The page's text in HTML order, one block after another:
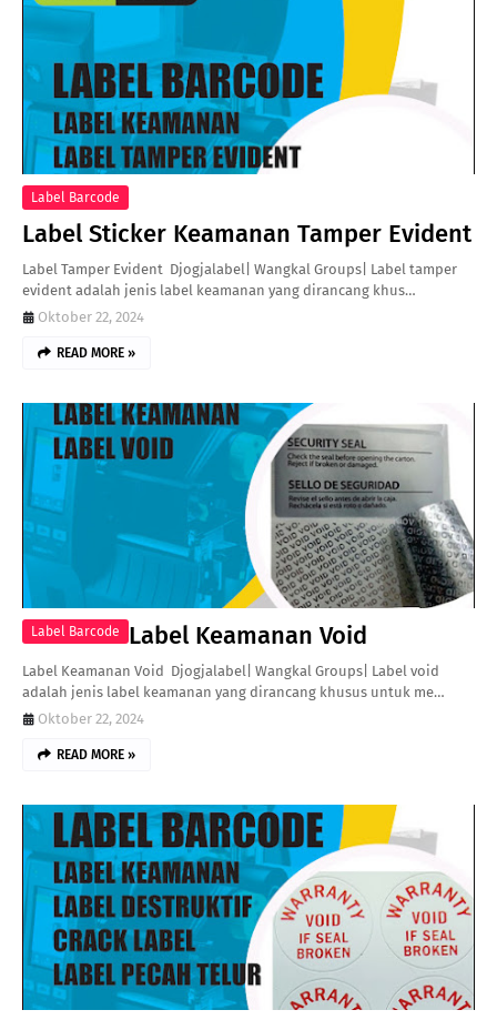
Label Barcode
Label Sticker Keamanan Tamper Evident
Label Tamper Evident Djogjalabel| Wangkal Groups| Label tamper
evident adalah jenis label keamanan yang dirancang khus…
Oktober 22, 2024
READ MORE »
Label Barcode Label Keamanan Void
Label Keamanan Void Djogjalabel| Wangkal Groups| Label void
adalah jenis label keamanan yang dirancang khusus untuk me…
Oktober 22, 2024
READ MORE »